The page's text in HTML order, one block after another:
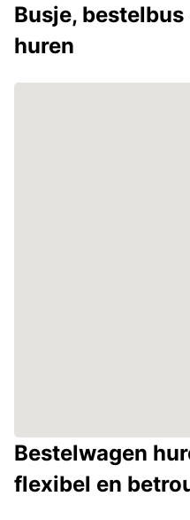
Busje,
huren
Bestelwagen
flexibel en